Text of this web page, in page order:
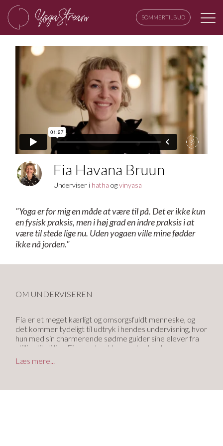
SOMMERTILBUD
Fia Havana Bruun
Underviser i hatha ogvinyasa
"Yoga er for mig en måde at være til på. Det er ikke kun
en fysisk praksis, men i høj grad en indre praksis i at
være til stede lige nu. Uden yogaen ville mine fødder
ikke nå jorden."
OM UNDERVISEREN
Fia er et meget kærligt og omsorgsfuldt menneske, og
det kommer tydeligt til udtryk i hendes undervisning, hvor
hun med sin charmerende sødme guider sine elever fra
stilling til stilling. Fia er yderst kompetent – det er man
slet ikke i tvivl om, og hun har en lang række
yogalæreruddannelser bag sig, bl.a. inden for grenene
Læs mere...